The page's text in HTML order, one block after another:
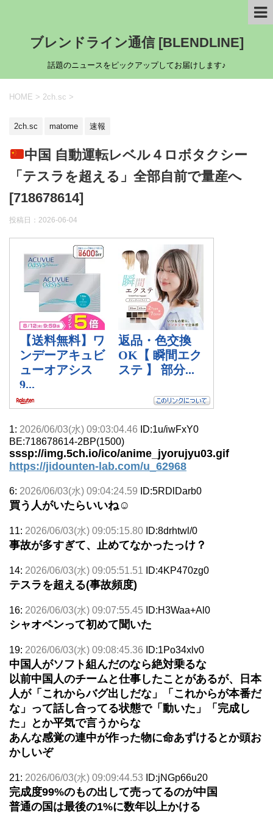
ブレンドライン通信 [BLENDLINE]
話題のニュースをピックアップしてお届けします♪
HOME > 2ch.sc >
2ch.sc matome 速報
中国 自動運転レベル４ロボタクシー
「テスラを超える」全部自前で量産へ
[718678614]
投稿日： 2026-06-04
1: 2026/06/03(水) 09:03:04.46
ID:1u/iwFxY0
BE:718678614-2BP(1500)
sssp://img.5ch.io/ico/anime_jyorujyu03.gif
https://jidounten-lab.com/u_62968
6: 2026/06/03(水) 09:04:24.59 ID:5RDlDarb0
買う人がいたらいいね☺
11: 2026/06/03(水) 09:05:15.80 ID:8drhtwl/0
事故が多すぎて、止めてなかったっけ？
14: 2026/06/03(水) 09:05:51.51 ID:4KP470zg0
テスラを超える(事故頻度)
16: 2026/06/03(水) 09:07:55.45 ID:H3Waa+Al0
シャオペンって初めて聞いた
19: 2026/06/03(水) 09:08:45.36 ID:1Po34xlv0
中国人がソフト組んだのなら絶対乗るな
以前中国人のチームと仕事したことがあるが、日本
人が「これからバグ出しだな」「これからが本番だ
な」って話し合ってる状態で「動いた」「完成し
た」とか平気で言うからな
あんな感覚の連中が作った物に命あずけるとか頭お
かしいぞ
21: 2026/06/03(水) 09:09:44.53 ID:jNGp66u20
完成度99%のもの出して売ってるのが中国
普通の国は最後の1%に数年以上かける